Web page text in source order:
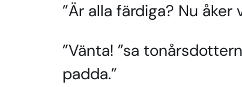
”Är alla färdiga? Nu
”Vänta! ”sa
padda.”